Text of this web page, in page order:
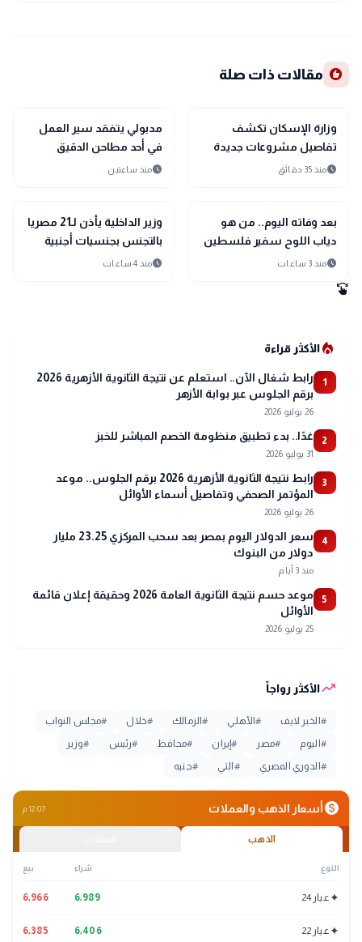
recommend مقالات ذات صلة
public
الأخبار المحلية
وزارة الإسكان تكشف
تفاصيل مشروعات جديدة
بالعاشر من رمضان.. تعرف
scheduleمنذ 35 دقائق
public
الأخبار المحليةمدبولي يتفقد سير العمل
في أحد مطاحن الدقيق
بمطروح
scheduleمنذ ساعتين
public
الأخبار المحلية
بعد وفاته اليوم.. من هو
دياب اللوح سفير فلسطين
لدى مصر؟
scheduleمنذ 3 ساعات
public
الأخبار المحلية
وزير الداخلية يأذن لـ21 مصريا
بالتجنس بجنسيات أجنبية
scheduleمنذ 4 ساعات
swipe
local_fire_departmentالأكثر قراءة
1
رابط شغال الآن.. استعلم عن نتيجة الثانوية الأزهرية 2026
برقم الجلوس عبر بوابة الأزهر
26 يوليو 2026
2 غدًا.. بدء تطبيق منظومة الخصم المباشر للخبز
31 يوليو 2026
3
رابط نتيجة الثانوية الأزهرية 2026 برقم الجلوس.. موعد
المؤتمر الصحفي وتفاصيل أسماء الأوائل
26 يوليو 2026
4
سعر الدولار اليوم بمصر بعد سحب المركزي 23.25 مليار
دولار من البنوك
منذ 3 أيام
5
موعد حسم نتيجة الثانوية العامة 2026 وحقيقة إعلان قائمة
الأوائل
25 يوليو 2026
trending_upالأكثر رواجاً
# الخبر لايف #الأهلي #الزمالك #خلال #مجلس النواب
# اليوم #مصر #إيران #محافظ #رئيس #وزير
# الدوري المصري # التي #جنيه
monetization_onأسعار الذهب والعملات 12:07 م
الذهب
النوع شراء بيع
✦عيار 24 6,989
6,966
✦عيار 22 6,406
6,385